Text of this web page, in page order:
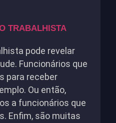
TRABALHISTA
pode revelar
Funcionários que
para receber
Ou então,
a funcionários que
Enfim, são muitas